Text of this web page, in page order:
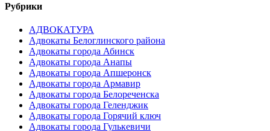
Рубрики
АДВОКАТУРА
Адвокаты Белоглинского района
Адвокаты города Абинск
Адвокаты города Анапы
Адвокаты города Апшеронск
Адвокаты города Армавир
Адвокаты города Белореченска
Адвокаты города Геленджик
Адвокаты города Горячий ключ
Адвокаты города Гулькевичи